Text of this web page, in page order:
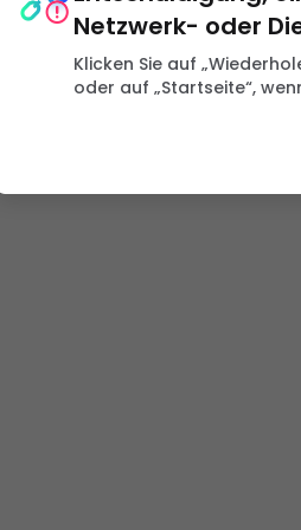
Netzwerk- oder
Klicken Sie auf
oder auf „Startseite“,